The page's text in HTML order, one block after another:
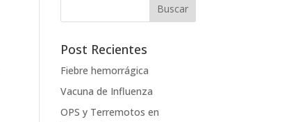
Post Recientes
Fiebre hemorrágica
Vacuna de Influenza
OPS y Terremotos en